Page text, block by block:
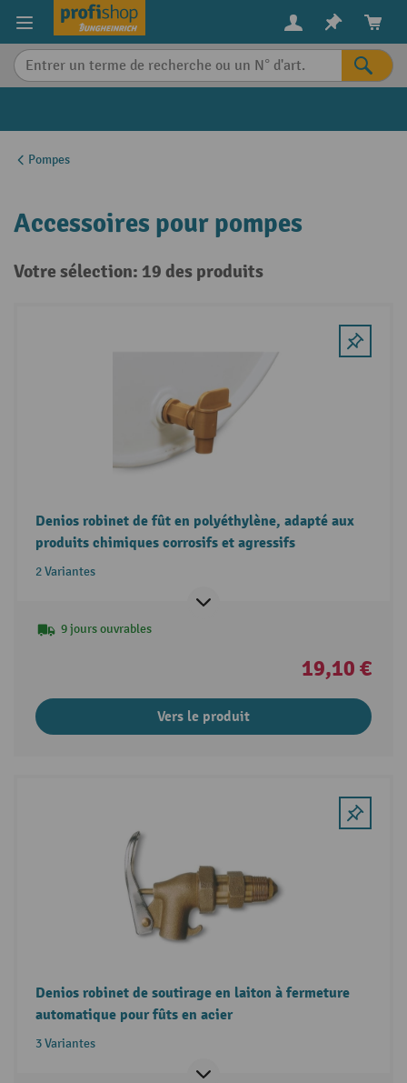
content
Pompes
Accessoires pour pompes
Votre sélection: 19 des produits
Denios robinet de fût en polyéthylène, adapté aux
produits chimiques corrosifs et agressifs
2 Variantes
9 jours ouvrables
19,10 €
Vers le produit
Denios robinet de soutirage en laiton à fermeture
automatique pour fûts en acier
3 Variantes